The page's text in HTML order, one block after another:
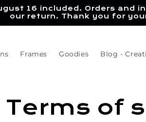
16 included. Orders and
our return. Thank you for
Frames Goodies Blog -
Terms of